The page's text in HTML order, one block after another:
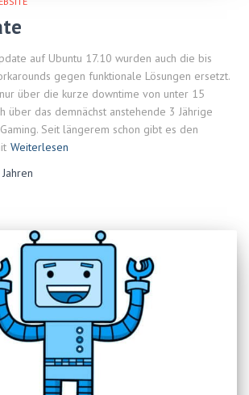
auf Ubuntu 17.10 wurden auch die bis
gegen funktionale Lösungen ersetzt.
über die kurze downtime von unter 15
über das demnächst anstehende 3 Jährige
Seit längerem schon gibt es den
Weiterlesen